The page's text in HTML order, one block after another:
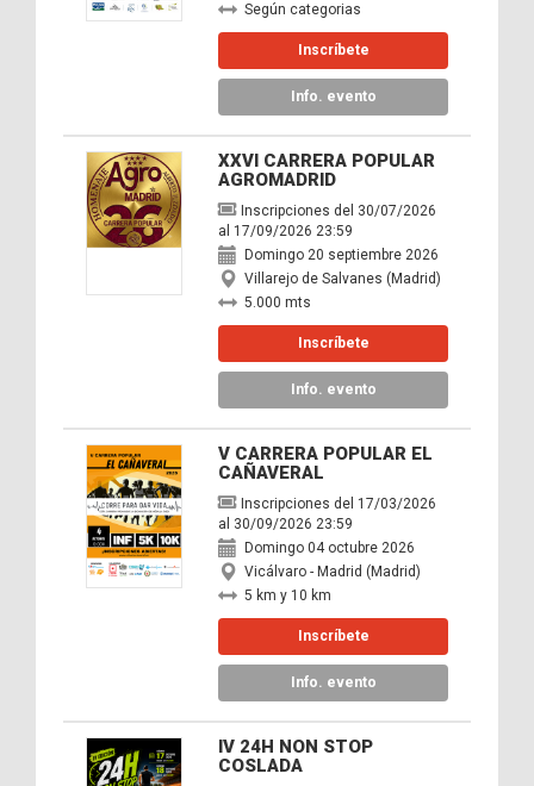
Según categorias
Inscríbete
Info. evento
XXVI CARRERA POPULAR
AGROMADRID
Inscripciones del 30/07/2026
al 17/09/2026 23:59
Domingo 20 septiembre 2026
Villarejo de Salvanes (Madrid)
5.000 mts
Inscríbete
Info. evento
V CARRERA POPULAR EL
CAÑAVERAL
Inscripciones del 17/03/2026
al 30/09/2026 23:59
Domingo 04 octubre 2026
Vicálvaro - Madrid (Madrid)
5 km y 10 km
Inscríbete
Info. evento
IV 24H NON STOP
COSLADA